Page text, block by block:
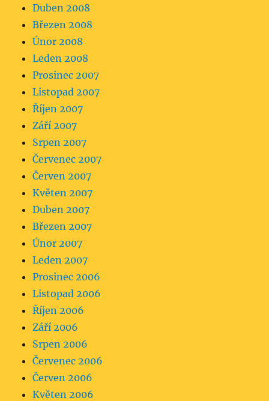
Duben 2008
Březen 2008
Únor 2008
Leden 2008
Prosinec 2007
Listopad 2007
Říjen 2007
Září 2007
Srpen 2007
Červenec 2007
Červen 2007
Květen 2007
Duben 2007
Březen 2007
Únor 2007
Leden 2007
Prosinec 2006
Listopad 2006
Říjen 2006
Září 2006
Srpen 2006
Červenec 2006
Červen 2006
Květen 2006